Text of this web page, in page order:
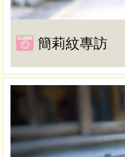
簡莉紋專訪